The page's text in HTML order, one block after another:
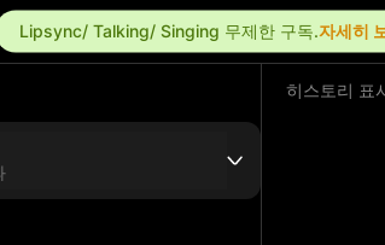
Lipsync/ Talking/ Singing 무제한 구독.자세히
히스토리 표